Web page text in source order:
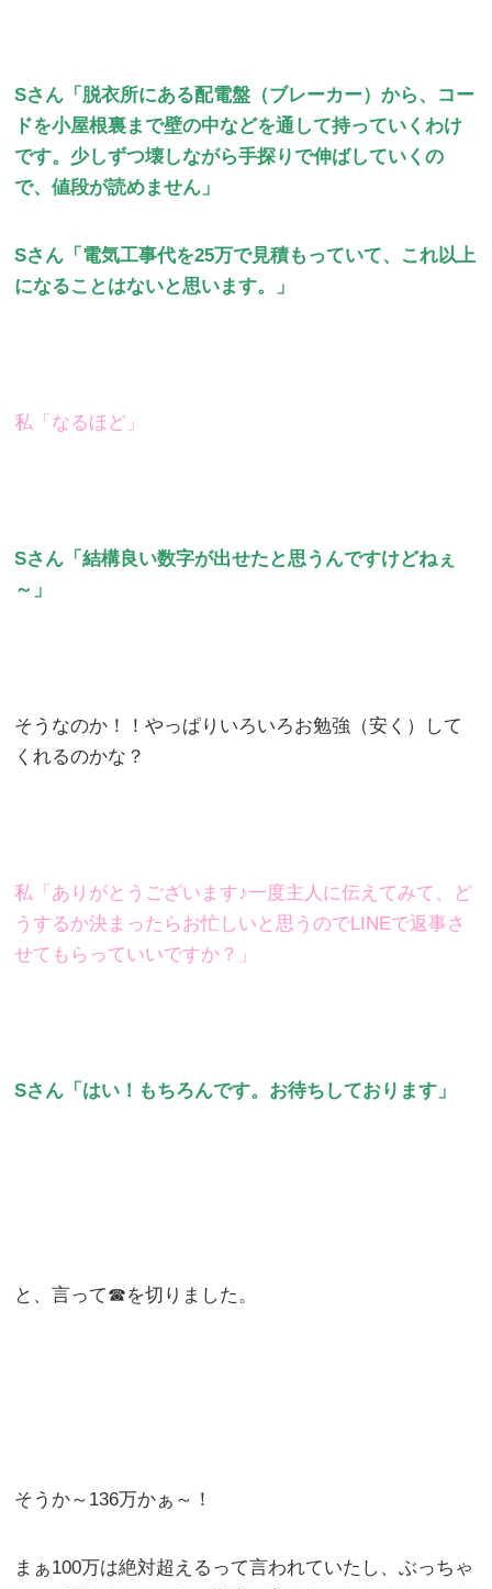
Sさん「脱衣所にある配電盤（ブレーカー）から、コー
ドを小屋根裏まで壁の中などを通して持っていくわけ
です。少しずつ壊しながら手探りで伸ばしていくの
で、値段が読めません」
Sさん「電気工事代を25万で見積もっていて、これ以上
になることはないと思います。」
私「なるほど」
Sさん「結構良い数字が出せたと思うんですけどねぇ
～ 」
そうなのか！！やっぱりいろいろお勉強（安く）して
くれるのかな？
私「ありがとうございます♪一度主人に伝えてみて、ど
うするか決まったらお忙しいと思うのでLINEで返事さ
せてもらっていいですか？」
Sさん「はい！もちろんです。お待ちしております 」
と、言って☎を切りました。
そうか～136万かぁ～！
まぁ100万は絶対超えるって言われていたし、ぶっちゃ